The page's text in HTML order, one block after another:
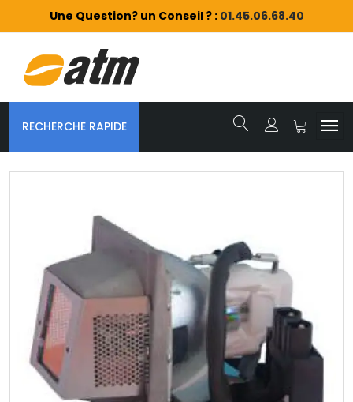
Une Question? un Conseil ? : 01.45.06.68.40
RECHERCHE RAPIDE